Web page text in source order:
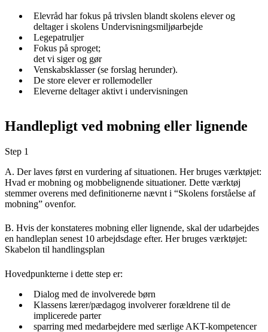
Elevråd har fokus på trivslen blandt skolens elever og
deltager i skolens Undervisningsmiljøarbejde
Legepatruljer
Fokus på sproget;
det vi siger og gør
Venskabsklasser (se forslag herunder).
De store elever er rollemodeller
Eleverne deltager aktivt i undervisningen
Handlepligt ved mobning eller lignende
Step 1
A. Der laves først en vurdering af situationen. Her bruges værktøjet:
Hvad er mobning og mobbelignende situationer. Dette værktøj
stemmer overens med definitionerne nævnt i “Skolens forståelse af
mobning” ovenfor.
B. Hvis der konstateres mobning eller lignende, skal der udarbejdes
en handleplan senest 10 arbejdsdage efter. Her bruges værktøjet:
Skabelon til handlingsplan
Hovedpunkterne i dette step er:
Dialog med de involverede børn
Klassens lærer/pædagog involverer forældrene til de
implicerede parter
sparring med medarbejdere med særlige AKT-kompetencer